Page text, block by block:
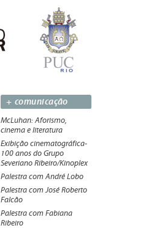
+ comunicação
McLuhan: Aforismo,
cinema e literatura
Exibição cinematográfica-
100 anos do Grupo
Severiano Ribeiro/Kinoplex
Palestra com André Lobo
Palestra com José Roberto
Falcão
Palestra com Fabiana
Ribeiro